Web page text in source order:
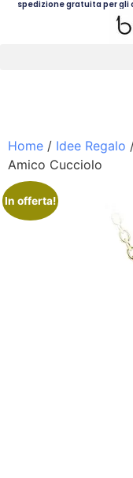
spedizione gratuita per gli
Home / Idee Regalo
Amico Cucciolo
In offerta!